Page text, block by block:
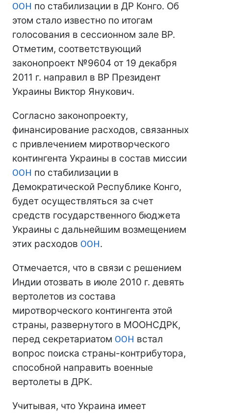
ООН по стабилизации в ДР Конго. Об
этом стало известно по итогам
голосования в сессионном зале ВР.
Отметим, соответствующий
законопроект №9604 от 19 декабря
2011 г. направил в ВР Президент
Украины Виктор Янукович.
Согласно законопроекту,
финансирование расходов, связанных
с привлечением миротворческого
контингента Украины в состав миссии
ООН по стабилизации в
Демократической Республике Конго,
будет осуществляться за счет
средств государственного бюджета
Украины с дальнейшим возмещением
этих расходов ООН.
Отмечается, что в связи с решением
Индии отозвать в июле 2010 г. девять
вертолетов из состава
миротворческого контингента этой
страны, развернутого в МООНСДРК,
перед секретариатом ООН встал
вопрос поиска страны-контрибутора,
способной направить военные
вертолеты в ДРК.
Учитывая, что Украина имеет